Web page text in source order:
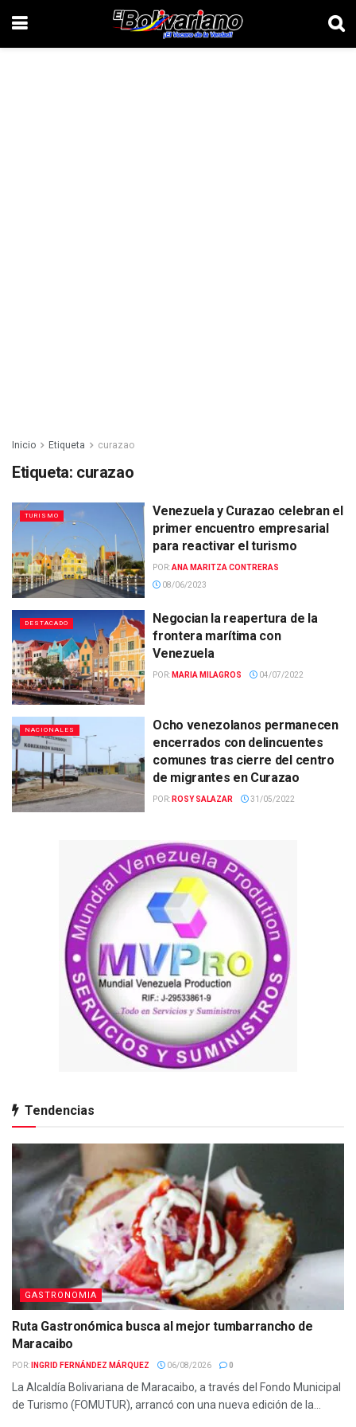
Inicio Etiqueta curazao
Etiqueta: curazao
TURISMO
Venezuela y Curazao celebran el
primer encuentro empresarial
para reactivar el turismo
POR:ANA MARITZA CONTRERAS
08/06/2023
DESTACADO
Negocian la reapertura de la
frontera marítima con
Venezuela
POR: MARIA MILAGROS 04/07/2022
NACIONALES
Ocho venezolanos permanecen
encerrados con delincuentes
comunes tras cierre del centro
de migrantes en Curazao
POR: ROSY SALAZAR 31/05/2022
Tendencias
GASTRONOMIA
Ruta Gastronómica busca al mejor tumbarrancho de
Maracaibo
POR: INGRID FERNÁNDEZ MÁRQUEZ 06/08/2026 0
La Alcaldía Bolivariana de Maracaibo, a través del Fondo Municipal
de Turismo (FOMUTUR), arrancó con una nueva edición de la...